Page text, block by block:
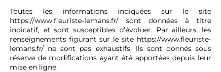
Toutes les informations indiquées sur le site
https://www.fleuriste-lemans.fr/ sont données à titre
indicatif, et sont susceptibles d’évoluer. Par ailleurs, les
renseignements figurant sur le site https://www.fleuriste-
lemans.fr/ ne sont pas exhaustifs. Ils sont donnés sous
réserve de modifications ayant été apportées depuis leur
mise en ligne.